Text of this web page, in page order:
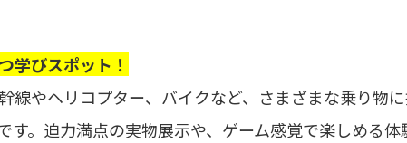
学びスポット！
線やヘリコプター、バイクなど、さまざまな乗り物
す。迫力満点の実物展示や、ゲーム感覚で楽しめる